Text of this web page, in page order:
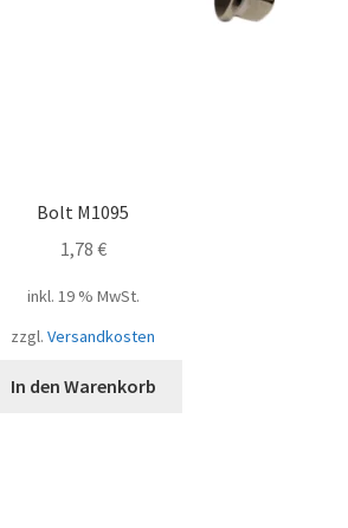
Bolt M1095
1,78 €
inkl. 19 % MwSt.
zzgl. Versandkosten
In den Warenkorb